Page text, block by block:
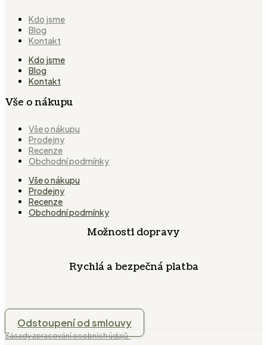
Kdo jsme
Blog
Kontakt
Kdo jsme
Blog
Kontakt
Vše o nákupu
Vše o nákupu
Prodejny
Recenze
Obchodní podmínky
Vše o nákupu
Prodejny
Recenze
Obchodní podmínky
Možnosti dopravy
Rychlá a bezpečná platba
Odstoupení od smlouvy
Zásady zpracování osobních údajů